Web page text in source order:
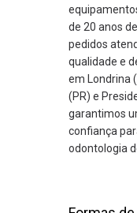
de 20 anos
pedidos
qualidade e
em Londrina
(PR) e
garantimos
confiança
odontologia